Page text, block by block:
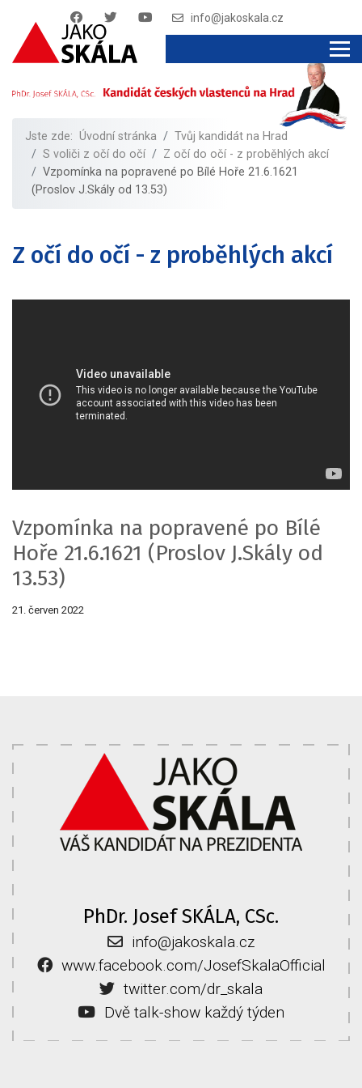
info@jakoskala.cz
Jste zde: Úvodní stránka
Tvůj kandidát na Hrad
S voliči z očí do očí
Z očí do očí - z proběhlých akcí
Vzpomínka na popravené po Bílé Hoře 21.6.1621
(Proslov J.Skály od 13.53)
Z očí do očí - z proběhlých akcí
Vzpomínka na popravené po Bílé
Hoře 21.6.1621 (Proslov J.Skály od
13.53)
21. červen 2022
PhDr. Josef SKÁLA, CSc.
info@jakoskala.cz
www.facebook.com/JosefSkalaOfficial
twitter.com/dr_skala
Dvě talk-show každý týden